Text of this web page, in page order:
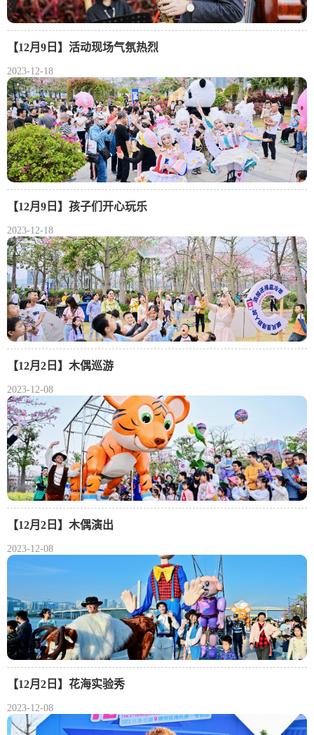
【12月9日】活动现场气氛热烈
2023-12-18
【12月9日】孩子们开心玩乐
2023-12-18
【12月2日】木偶巡游
2023-12-08
【12月2日】木偶演出
2023-12-08
【12月2日】花海实验秀
2023-12-08